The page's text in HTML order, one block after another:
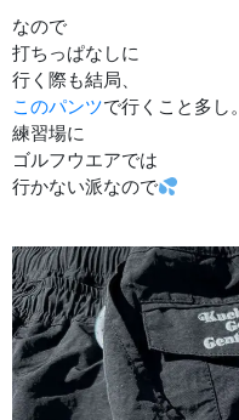
なので
打ちっぱなしに
行く際も結局、
このパンツで行くこと多し。
練習場に
ゴルフウエアでは
行かない派なので